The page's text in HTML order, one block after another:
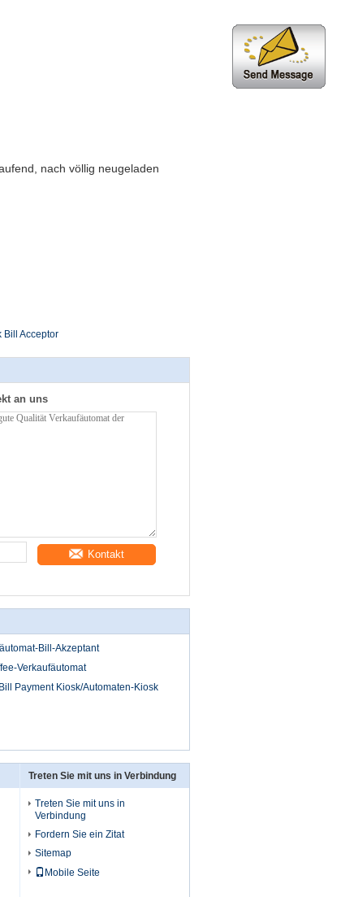
nach völlig neugeladen
Bill Acceptor
an uns
Kontakt
Bill-Akzeptant
Verkaufäutomat
Payment Kiosk/Automaten-Kiosk
Treten Sie mit uns in Verbindung
Treten Sie mit uns in
Verbindung
Fordern Sie ein Zitat
Sitemap
Mobile Seite